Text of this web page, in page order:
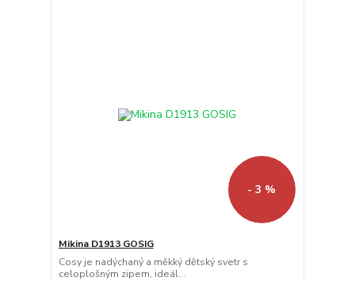
- 3 %
Mikina D1913 GOSIG
Cosy je nadýchaný a měkký dětský svetr s
celoplošným zipem, ideál...